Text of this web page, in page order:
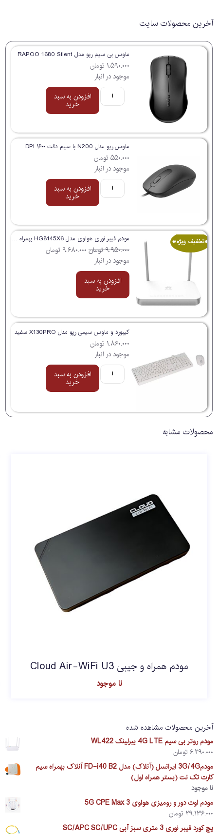
آخرین محصولات سایت
ماوس بی سیم رپو مدل RAPOO 1680 Silent
۱.۵۹۰.۰۰۰ تومان
موجود در انبار
افزودن به سبد
خرید
ماوس رپو مدل N200 با سیم دقت ۱۶۰۰ DPI
۵۵۰.۰۰۰ تومان
موجود در انبار
افزودن به سبد
خرید
*تخفیف ویژه* مودم فیبر نوری هواوی مدل HG8145X6 بهمراه کابل پچ کورد
۹.۹۵۰.۰۰۰تومان ۹.۶۸۰.۰۰۰ تومان
موجود در انبار
افزودن به سبد
خرید
کیبورد و ماوس سیمی رپو مدل X130PRO سفید
۱.۸۶۰.۰۰۰ تومان
موجود در انبار
افزودن به سبد
خرید
محصولات مشابه
مودم همراه و جیبی Cloud Air-WiFi U3
نا موجود
آخرین محصولات مشاهده شده
مودم روتر بی سیم 4G LTE بیرلینک WL422
۶.۲۹۰.۰۰۰ تومان
مودم3G/4G ایرانسل (آنلاک) مدل FD-i40 B2 آنلاک بهمراه سیم
کارت تک نت (بستر همراه اول)
نا موجود
مودم اوت دور و رومیزی هواوی 5G CPE Max 3
۲۹.۱۳۶.۰۰۰ تومان
پچ کورد فیبر نوری 3 متری سبز آبی SC/APC SC/UPC